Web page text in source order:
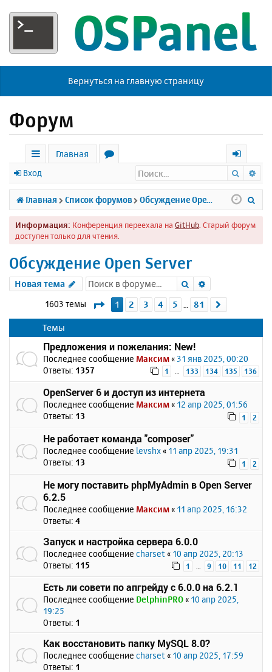
Вернуться на главную страницу
Форум
с
ы
л
к
Главная
р
у
м
х
о
д
Вход Поиск
Главная Список форумов
Информация: Конференция переехала на GitHub . Старый форум
доступен только для чтения.
Обсуждение Open Server
Новая тема Поиск
1603 темы Страница1 из 81
1 2 3 4 5 81
Темы
Предложения и пожелания: New!
Последнее сообщение Максим « 31 янв 2025, 00:20
Ответы: 1357 1 … 133 134 135 136
OpenServer 6 и доступ из интернета
Последнее сообщение Максим « 12 апр 2025, 01:56
Ответы: 13 1 2
Не работает команда "composer"
Последнее сообщение levshx « 11 апр 2025, 19:31
Ответы: 13 1 2
Не могу поставить phpMyAdmin в Open Server
6.2.5
Последнее сообщение Максим « 11 апр 2025, 16:32
Ответы: 4
Запуск и настройка сервера 6.0.0
Последнее сообщение charset « 10 апр 2025, 20:13
Ответы: 115 1 … 9 10 11 12
Есть ли совети по апгрейду с 6.0.0 на 6.2.1
Последнее сообщение DelphinPRO « 10 апр 2025,
19:25
Ответы: 1
Как восстановить папку MySQL 8.0?
Последнее сообщение charset « 10 апр 2025, 17:59
Ответы: 1